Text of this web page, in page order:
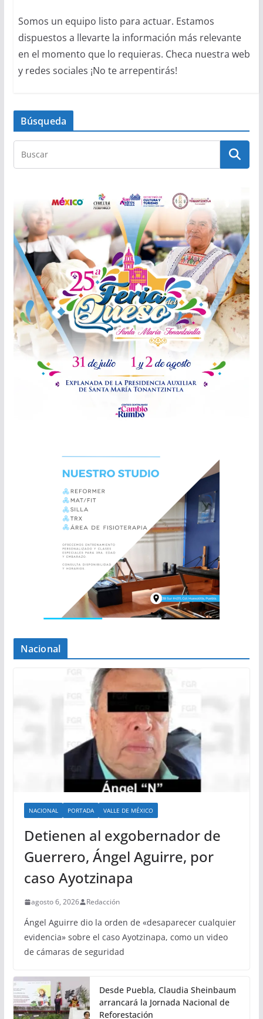
Somos un equipo listo para actuar. Estamos
dispuestos a llevarte la información más relevante
en el momento que lo requieras. Checa nuestra web
y redes sociales ¡No te arrepentirás!
Búsqueda
Nacional
NACIONAL PORTADA VALLE DE MÉXICO
Detienen al exgobernador de
Guerrero, Ángel Aguirre, por
caso Ayotzinapa
agosto 6, 2026 Redacción
Ángel Aguirre dio la orden de «desaparecer cualquier
evidencia» sobre el caso Ayotzinapa, como un video
de cámaras de seguridad
Desde Puebla, Claudia Sheinbaum
arrancará la Jornada Nacional de
Reforestación